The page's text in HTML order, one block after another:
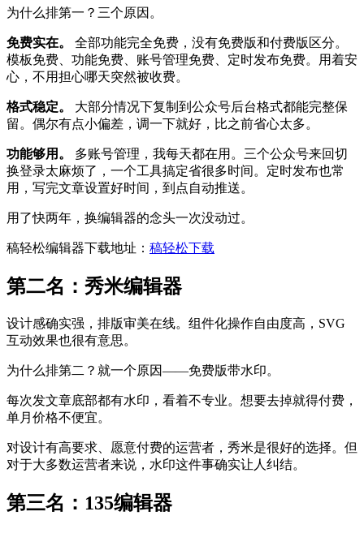
为什么排第一？三个原因。
免费实在。
全部功能完全免费，没有免费版和付费版区分。
模板免费、功能免费、账号管理免费、定时发布免费。用着安
心，不用担心哪天突然被收费。
格式稳定。
大部分情况下复制到公众号后台格式都能完整保
留。偶尔有点小偏差，调一下就好，比之前省心太多。
功能够用。
多账号管理，我每天都在用。三个公众号来回切
换登录太麻烦了，一个工具搞定省很多时间。定时发布也常
用，写完文章设置好时间，到点自动推送。
用了快两年，换编辑器的念头一次没动过。
稿轻松编辑器下载地址： 稿轻松下载
第二名：秀米编辑器
设计感确实强，排版审美在线。组件化操作自由度高，SVG
互动效果也很有意思。
为什么排第二？就一个原因——免费版带水印。
每次发文章底部都有水印，看着不专业。想要去掉就得付费，
单月价格不便宜。
对设计有高要求、愿意付费的运营者，秀米是很好的选择。但
对于大多数运营者来说，水印这件事确实让人纠结。
第三名：135编辑器